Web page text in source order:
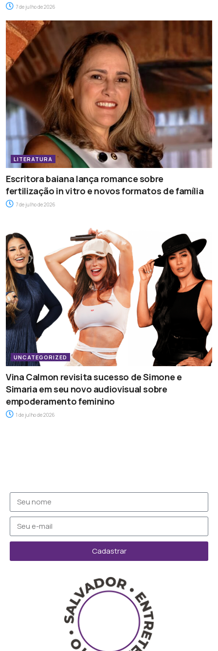
7 de julho de 2026
LITERATURA
Escritora baiana lança romance sobre
fertilização in vitro e novos formatos de família
7 de julho de 2026
UNCATEGORIZED
Vina Calmon revisita sucesso de Simone e
Simaria em seu novo audiovisual sobre
empoderamento feminino
1 de julho de 2026
Cadastrar